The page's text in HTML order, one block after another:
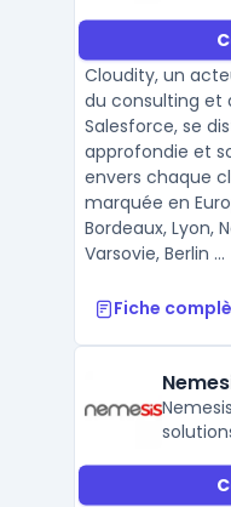
Cloudity, un
du consulting et
Salesforce, se
approfondie et
envers chaque
marquée en
Bordeaux, Lyon,
Varsovie, Berlin ...
Fiche